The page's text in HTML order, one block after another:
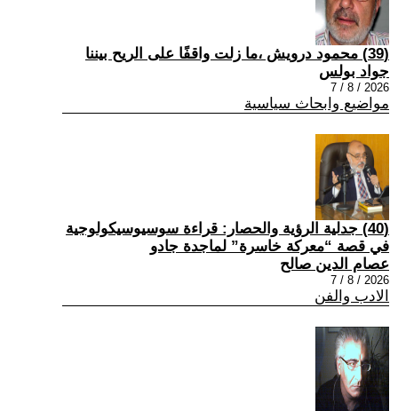
(39) محمود درويش ،ما زلت واقفًا على الريح بيننا
جواد بولس
2026 / 8 / 7
مواضيع وابحاث سياسية
(40) جدلية الرؤية والحصار: قراءة سوسيوسيكولوجية
في قصة “معركة خاسرة” لماجدة جادو
عصام الدين صالح
2026 / 8 / 7
الادب والفن